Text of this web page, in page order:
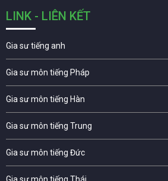
LINK - LIÊN KẾT
Gia sư tiếng anh
Gia sư môn tiếng Pháp
Gia sư môn tiếng Hàn
Gia sư môn tiếng Trung
Gia sư môn tiếng Đức
Gia sư môn tiếng Thái